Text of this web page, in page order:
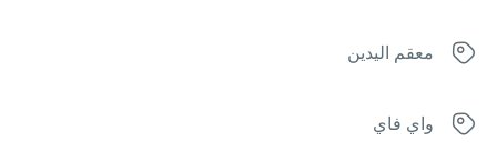
معقم اليدين
واي فاي